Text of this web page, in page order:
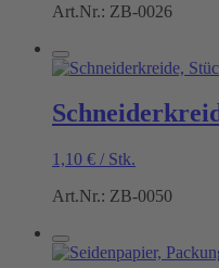
Art.Nr.: ZB-0026
1,10 € / Stk.
Art.Nr.: ZB-0050